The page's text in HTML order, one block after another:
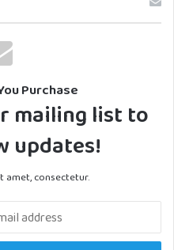
Purchase
mailing list to
updates!
amet, consectetur.